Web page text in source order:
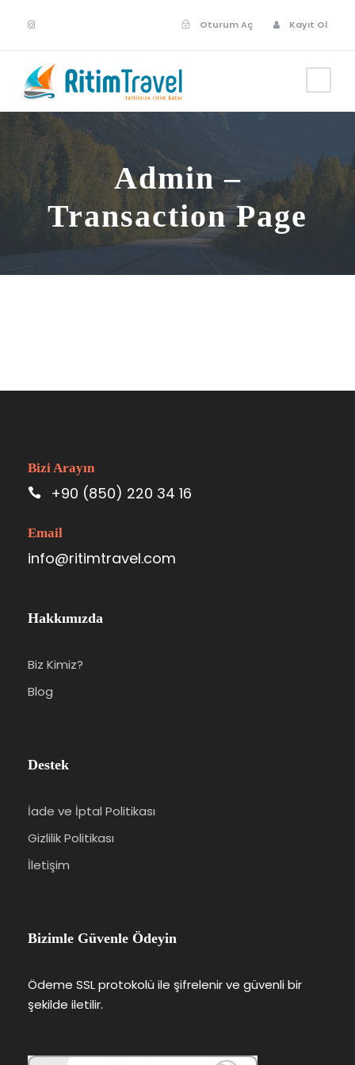
Oturum Aç Kayıt Ol
Admin –
Transaction Page
Bizi Arayın
+90 (850) 220 34 16
Email
info@ritimtravel.com
Hakkımızda
Biz Kimiz?
Blog
Destek
İade ve İptal Politikası
Gizlilik Politikası
İletişim
Bizimle Güvenle Ödeyin
Ödeme SSL protokolü ile şifrelenir ve güvenli bir
şekilde iletilir.